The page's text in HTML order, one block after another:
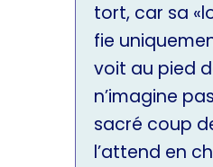
tort, car sa
fie
voit au pied
n’imagine
sacré coup
l’attend en